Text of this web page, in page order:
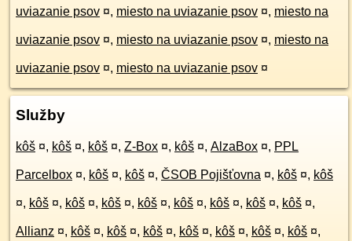
uviazanie psov ¤, miesto na uviazanie psov ¤, miesto na
uviazanie psov ¤, miesto na uviazanie psov ¤, miesto na
uviazanie psov ¤, miesto na uviazanie psov ¤
Služby
kôš ¤, kôš ¤, kôš ¤, Z-Box ¤, kôš ¤, AlzaBox ¤, PPL
Parcelbox ¤, kôš ¤, kôš ¤, ČSOB Pojišťovna ¤, kôš ¤, kôš
¤, kôš ¤, kôš ¤, kôš ¤, kôš ¤, kôš ¤, kôš ¤, kôš ¤, kôš ¤,
Allianz ¤, kôš ¤, kôš ¤, kôš ¤, kôš ¤, kôš ¤, kôš ¤, kôš ¤,